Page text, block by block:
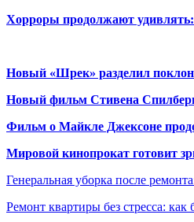
Хорроры продолжают
Новый «Шрек» разделил
Новый фильм Стивена
Фильм о Майкле Джексоне
Мировой кинопрокат готовит
Генеральная уборка после
Ремонт квартиры без стресса: